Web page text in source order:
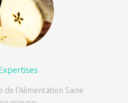
de l'Alimentation Saine